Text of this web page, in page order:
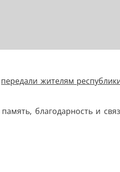
передали жителям
благодарность и